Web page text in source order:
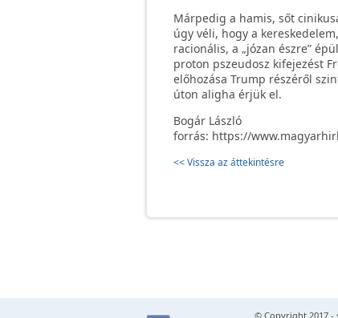
Márpedig a hamis, sőt
úgy véli, hogy a
racionális, a „józan észre”
proton pszeudosz kifejezést
előhozása Trump részéről
úton aligha érjük el.
Bogár László
forrás: https://
<< Vissza az áttekintésre
© Copyright 2017 -